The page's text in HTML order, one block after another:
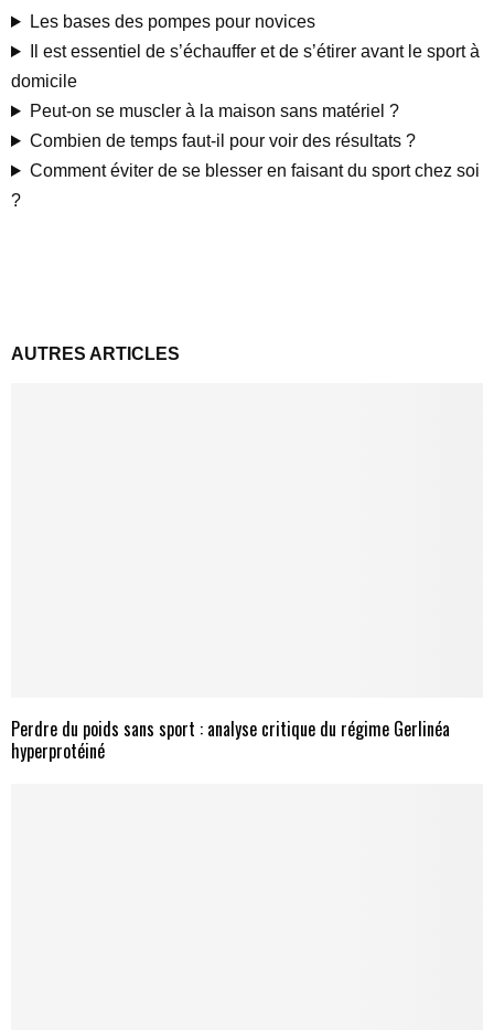
Les bases des pompes pour novices
Il est essentiel de s’échauffer et de s’étirer avant le sport à
domicile
Peut-on se muscler à la maison sans matériel ?
Combien de temps faut-il pour voir des résultats ?
Comment éviter de se blesser en faisant du sport chez soi
?
AUTRES ARTICLES
Perdre du poids sans sport : analyse critique du régime Gerlinéa
hyperprotéiné